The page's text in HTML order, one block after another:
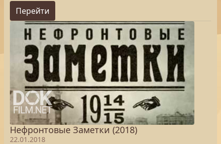
Перейти
Нефронтовые Заметки (2018)
22.01.2018